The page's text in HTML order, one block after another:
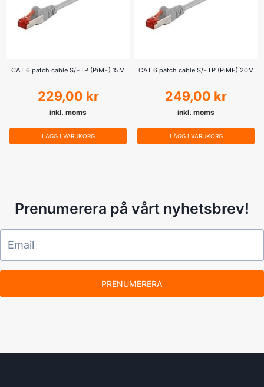
CAT 6 patch cable S/FTP (PiMF) 15M
229,00 kr
inkl. moms
LÄGG I VARUKORG
CAT 6 patch cable S/FTP (PiMF) 20M
249,00 kr
inkl. moms
LÄGG I VARUKORG
Prenumerera på vårt nyhetsbrev!
PRENUMERERA